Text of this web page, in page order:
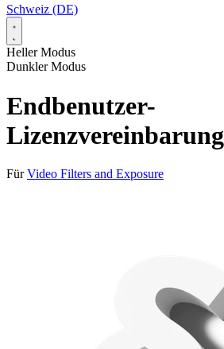
Schweiz (DE)
Heller Modus
Dunkler Modus
Endbenutzer-
Lizenzvereinbarung
FürVideo Filters and Exposure